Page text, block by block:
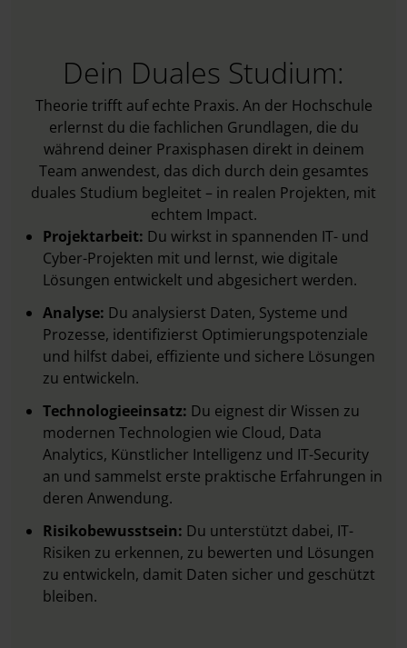
Dein Duales Studium:
Theorie trifft auf echte Praxis. An der Hochschule
erlernst du die fachlichen Grundlagen, die du
während deiner Praxisphasen direkt in deinem
Team anwendest, das dich durch dein gesamtes
duales Studium begleitet – in realen Projekten, mit
echtem Impact.
Projektarbeit: Du wirkst in spannenden IT- und
Cyber-Projekten mit und lernst, wie digitale
Lösungen entwickelt und abgesichert werden.
Analyse: Du analysierst Daten, Systeme und
Prozesse, identifizierst Optimierungspotenziale
und hilfst dabei, effiziente und sichere Lösungen
zu entwickeln.
Technologieeinsatz: Du eignest dir Wissen zu
modernen Technologien wie Cloud, Data
Analytics, Künstlicher Intelligenz und IT-Security
an und sammelst erste praktische Erfahrungen in
deren Anwendung.
Risikobewusstsein: Du unterstützt dabei, IT-
Risiken zu erkennen, zu bewerten und Lösungen
zu entwickeln, damit Daten sicher und geschützt
bleiben.